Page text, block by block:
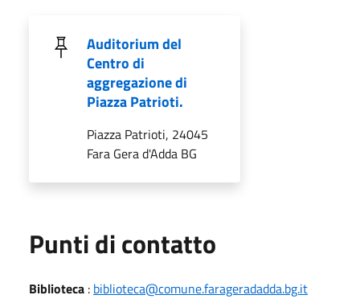
Auditorium del
Centro di
aggregazione di
Piazza Patrioti.
Piazza Patrioti, 24045
Fara Gera d'Adda BG
Punti di contatto
Biblioteca : biblioteca@comune.farageradadda.bg.it